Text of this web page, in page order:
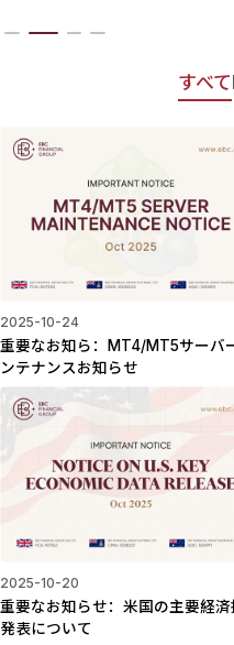
すべて
2025-10-24
重要なお知ら：MT4/MT5サーバ
ンテナンスお知らせ
2025-10-20
重要なお知らせ：米国の主要経済
発表について